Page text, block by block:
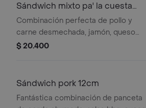
Sándwich mixto pa' la cuesta
12cm
Combinación perfecta de pollo y
carne desmechada, jamón, queso
doble crema, maíz tierno, lechuga,
$ 20.400
Sándwich pork 12cm
Fantástica combinación de panceta